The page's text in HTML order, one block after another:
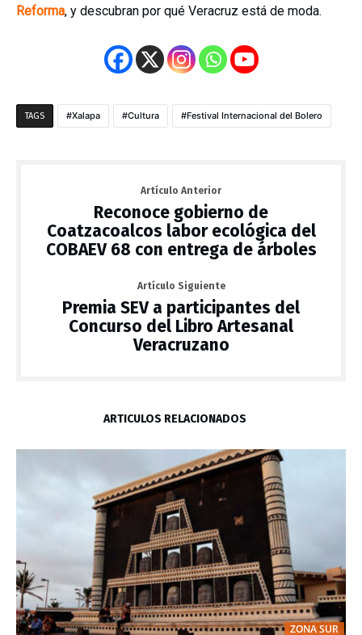
Reforma, y descubran por qué Veracruz está de moda.
TAGS Xalapa Cultura Festival Internacional del Bolero
Artículo Anterior
Reconoce gobierno de
Coatzacoalcos labor ecológica del
COBAEV 68 con entrega de árboles
Artículo Siguiente
Premia SEV a participantes del
Concurso del Libro Artesanal
Veracruzano
ARTÍCULOS RELACIONADOS
ZONA SUR